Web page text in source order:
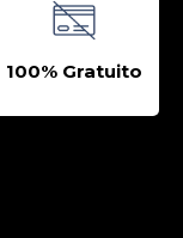
100% Gratuito